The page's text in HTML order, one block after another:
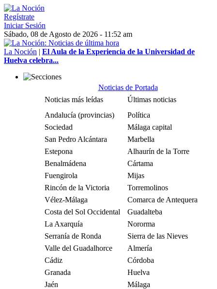
Regístrate
Iniciar Sesión
Sábado, 08 de Agosto de 2026 - 11:52 am
La Noción | El Aula de la Experiencia de la Universidad de
Huelva celebra...
Noticias de Portada
Noticias más leídas
Últimas noticias
Andalucía (provincias)
Política
Sociedad
Málaga capital
San Pedro Alcántara
Marbella
Estepona
Alhaurín de la Torre
Benalmádena
Cártama
Fuengirola
Mijas
Rincón de la Victoria
Torremolinos
Vélez-Málaga
Comarca de Antequera
Costa del Sol Occidental
Guadalteba
La Axarquía
Nororma
Serranía de Ronda
Sierra de las Nieves
Valle del Guadalhorce
Almería
Cádiz
Córdoba
Granada
Huelva
Jaén
Málaga